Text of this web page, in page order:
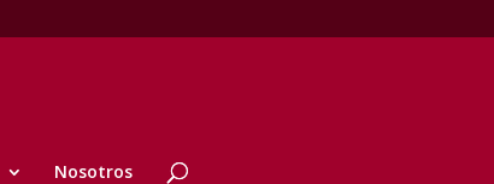
Nosotros